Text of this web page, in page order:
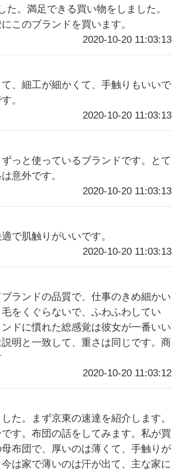
た。満足できる買い物をしました。
このブランドを買います。
2020-10-20 11:03:13
、細工が細かくて、手触りもいいで
。
2020-10-20 11:03:13
っと使っているブランドです。とて
意外です。
2020-10-20 11:03:13
で肌触りがいいです。
2020-10-20 11:03:13
ランドの品質で、仕事のきめ細かい
をくぐらないで、ふわふわしてい
ドに慣れた総感覚は彼女が一番いい
明と一致して、重さは同じです。商
2020-10-20 11:03:12
た。まず京東の速達を紹介します。
す。布団の話をしてみます。私が買
布団で、厚いのは薄くて、手触りが
は家で薄いのは汗が出て、主な家に